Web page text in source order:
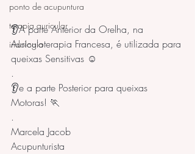
ponto de acupuntura
terapia auricular
iridologia
👂A parte Anterior da Orelha, na
Auriculoterapia Francesa, é utilizada para
queixas Sensitivas ☺️
.
👂e a parte Posterior para queixas
Motoras! 🏃
.
Marcela Jacob
Acupunturista